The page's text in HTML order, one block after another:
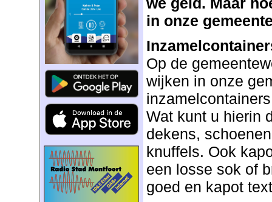
in onze
Op de
wijken in onze
Wat kunt u hierin
dekens,
knuffels. Ook
een losse sok of
goed en kapot